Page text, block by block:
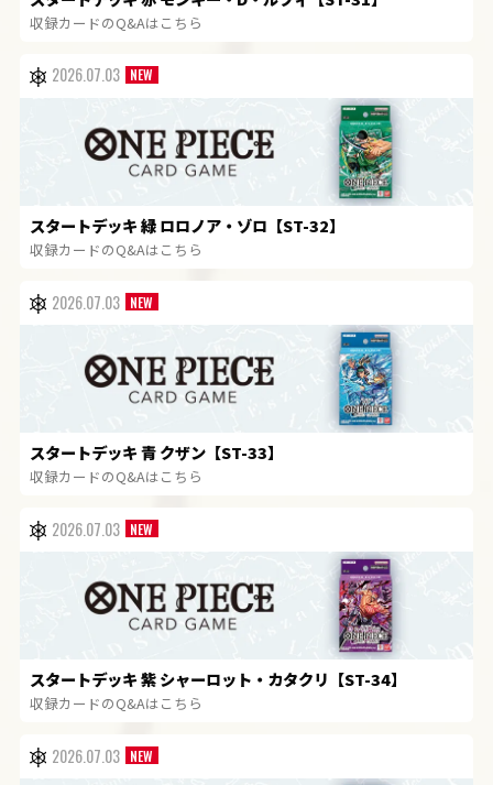
収録カードのQ&Aはこちら
2026.07.03
スタートデッキ 緑 ロロノア・ゾロ【ST-32】
収録カードのQ&Aはこちら
2026.07.03
スタートデッキ 青 クザン【ST-33】
収録カードのQ&Aはこちら
2026.07.03
スタートデッキ 紫 シャーロット・カタクリ【ST-34】
収録カードのQ&Aはこちら
2026.07.03